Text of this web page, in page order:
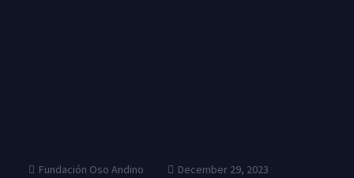
Fundación Oso Andino
December 29, 2023